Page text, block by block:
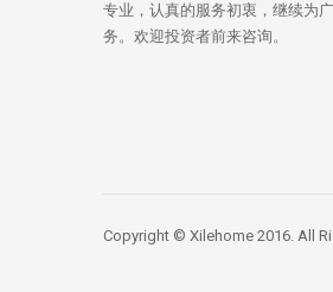
专业，认真的服务初衷，继续为
务。欢迎投资者前来咨询。
Copyright © Xilehome 2016. All